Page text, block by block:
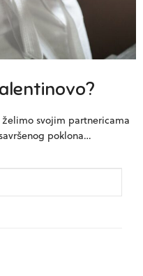
svojim partnericama
poklona…